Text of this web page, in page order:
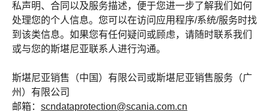
私声明、合同以及服务描述，便于您进一步了解我们如何
处理您的个人信息。您可以在访问应用程序/系统/服务时找
到该类信息。如果您有任何疑问或顾虑，请随时联系我们
或与您的斯堪尼亚联系人进行沟通。
斯堪尼亚销售（中国）有限公司或斯堪尼亚销售服务（广
州）有限公司
邮箱： scndataprotection@scania.com.cn